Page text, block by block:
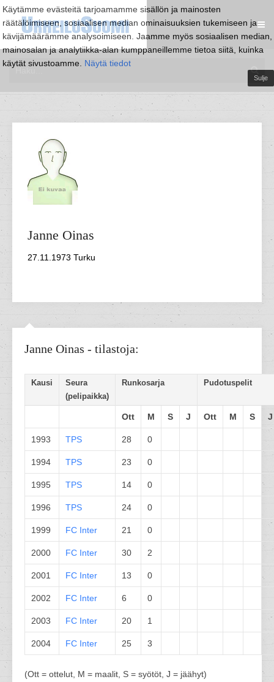
Käytämme evästeitä tarjoamamme sisällön ja mainosten
räätälöimiseen, sosiaalisen median ominaisuuksien tukemiseen ja
kävijämäärämme analysoimiseen. Jaamme myös sosiaalisen median,
mainosalan ja analytiikka-alan kumppaneillemme tietoa siitä, kuinka
käytät sivustoamme. Näytä tiedot
Sulje
Janne Oinas
27.11.1973 Turku
Janne Oinas - tilastoja:
Kausi
Seura
(pelipaikka)
Runkosarja Pudotuspelit
Ott M S J Ott M S J
1993 TPS 28 0
1994 TPS 23 0
1995 TPS 14 0
1996 TPS 24 0
1999 FC Inter 21 0
2000 FC Inter 30 2
2001 FC Inter 13 0
2002 FC Inter 6 0
2003 FC Inter 20 1
2004 FC Inter 25 3
(Ott = ottelut, M = maalit, S = syötöt, J = jäähyt)